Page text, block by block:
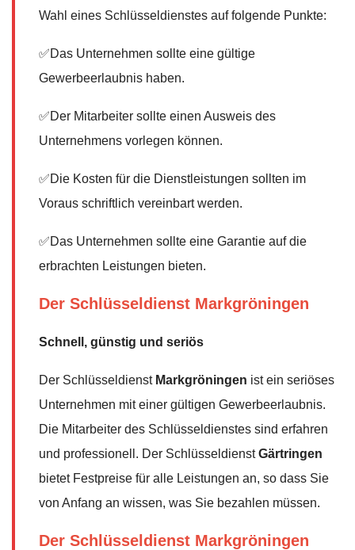
Wahl eines Schlüsseldienstes auf folgende Punkte:
✅Das Unternehmen sollte eine gültige
Gewerbeerlaubnis haben.
✅Der Mitarbeiter sollte einen Ausweis des
Unternehmens vorlegen können.
✅Die Kosten für die Dienstleistungen sollten im
Voraus schriftlich vereinbart werden.
✅Das Unternehmen sollte eine Garantie auf die
erbrachten Leistungen bieten.
Der Schlüsseldienst Markgröningen
Schnell, günstig und seriös
Der Schlüsseldienst Markgröningen ist ein seriöses
Unternehmen mit einer gültigen Gewerbeerlaubnis.
Die Mitarbeiter des Schlüsseldienstes sind erfahren
und professionell. Der SchlüsseldienstGärtringen
bietet Festpreise für alle Leistungen an, so dass Sie
von Anfang an wissen, was Sie bezahlen müssen.
Der Schlüsseldienst Markgröningen